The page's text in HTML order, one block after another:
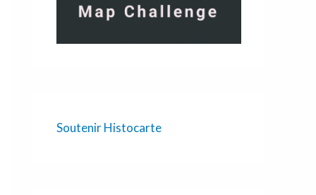
Soutenir Histocarte